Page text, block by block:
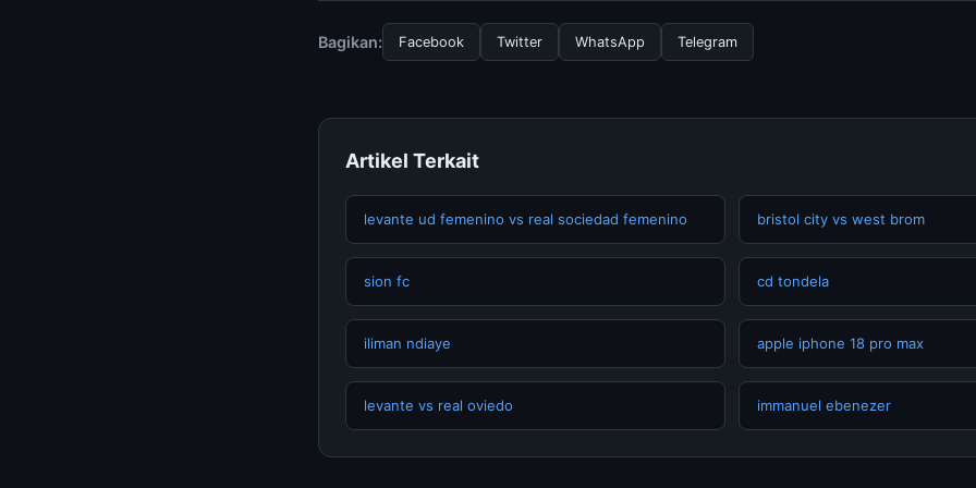
dan terpercaya.
Bagikan: Facebook Twitter WhatsApp Telegram
Artikel Terkait
levante ud femenino vs real sociedad femenino bristol city vs west brom
sion fc cd tondela
iliman ndiaye apple iphone 18 pro max
levante vs real oviedo immanuel ebenezer